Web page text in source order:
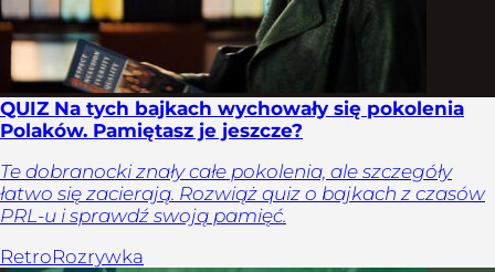
QUIZ Na tych bajkach wychowały się pokolenia
Polaków. Pamiętasz je jeszcze?
Te dobranocki znały całe pokolenia, ale szczegóły
łatwo się zacierają. Rozwiąż quiz o bajkach z czasów
PRL-u i sprawdź swoją pamięć.
RetroRozrywka